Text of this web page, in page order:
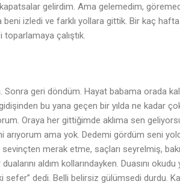
gelirdim. Ama gelemedim,
beni izledi ve farklı yollara gittik. Bir kaç
çalıştık.
Sonra geri döndüm. Hayat babama orada
bu yana geçen bir yılda ne kadar
Oraya her gittiğimde aklıma sen
arıyorum ama yok. Dedemi gördüm seni
merak etme, saçları seyrelmiş,
aldım kollarındayken. Duasını
dedi. Belli belirsiz gülümsedi durdu.